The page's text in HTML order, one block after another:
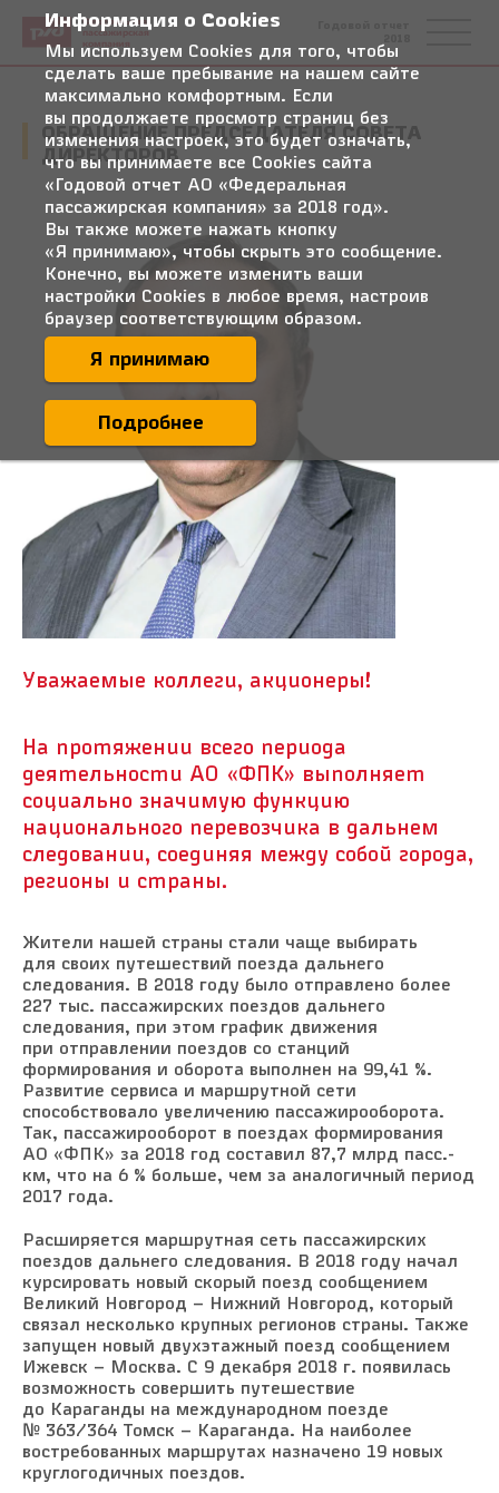
Федеральная
пассажирская
ОБРАЩЕНИЕ ПРЕДСЕДАТЕЛЯ СОВЕТА
ДИРЕКТОРОВ
Уважаемые коллеги, акционеры!
На протяжении всего периода
деятельности АО «ФПК» выполняет
социально значимую функцию
национального перевозчика в дальнем
следовании, соединяя между собой города,
регионы и страны.
Жители нашей страны стали чаще выбирать
для своих путешествий поезда дальнего
следования. В 2018 году было отправлено более
227 тыс. пассажирских поездов дальнего
следования, при этом график движения
при отправлении поездов со станций
формирования и оборота выполнен на 99,41 %.
Развитие сервиса и маршрутной сети
способствовало увеличению пассажирооборота.
Так, пассажирооборот в поездах формирования
АО «ФПК» за 2018 год составил 87,7 млрд пасс.-
км, что на 6 % больше, чем за аналогичный период
2017 года.
Расширяется маршрутная сеть пассажирских
поездов дальнего следования. В 2018 году начал
курсировать новый скорый поезд сообщением
Великий Новгород – Нижний Новгород, который
связал несколько крупных регионов страны. Также
запущен новый двухэтажный поезд сообщением
Ижевск – Москва. С 9 декабря 2018 г. появилась
возможность совершить путешествие
до Караганды на международном поезде
№ 363/364 Томск – Караганда. На наиболее
востребованных маршрутах назначено 19 новых
круглогодичных поездов.
Информация о Cookies
Мы используем Cookies для того, чтобы
сделать ваше пребывание на нашем сайте
максимально комфортным. Если
вы продолжаете просмотр страниц без
изменения настроек, это будет означать,
что вы принимаете все Cookies сайта
«Годовой отчет АО «Федеральная
пассажирская компания» за 2018 год».
Вы также можете нажать кнопку
«Я принимаю», чтобы скрыть это сообщение.
Конечно, вы можете изменить ваши
настройки Cookies в любое время, настроив
браузер соответствующим образом.
Я принимаю
Подробнее